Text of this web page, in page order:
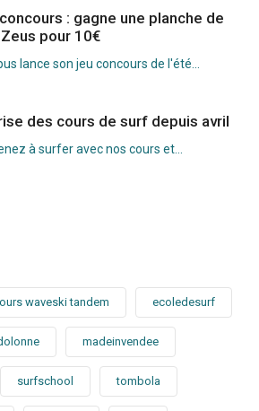
: gagne une planche de
pour 10€
lance son jeu concours de l'été...
des cours de surf depuis avril
à surfer avec nos cours et...
waveski tandem ecoledesurf
madeinvendee
surfschool tombola